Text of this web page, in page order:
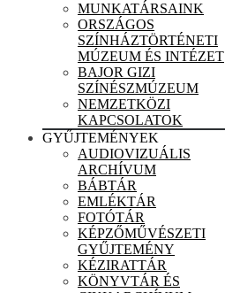
MUNKATÁRSAINK
ORSZÁGOS
SZÍNHÁZTÖRTÉNETI
MÚZEUM ÉS INTÉZET
BAJOR GIZI
SZÍNÉSZMÚZEUM
NEMZETKÖZI
KAPCSOLATOK
GYŰJTEMÉNYEK
AUDIOVIZUÁLIS
ARCHÍVUM
BÁBTÁR
EMLÉKTÁR
FOTÓTÁR
KÉPZŐMŰVÉSZETI
GYŰJTEMÉNY
KÉZIRATTÁR
KÖNYVTÁR ÉS